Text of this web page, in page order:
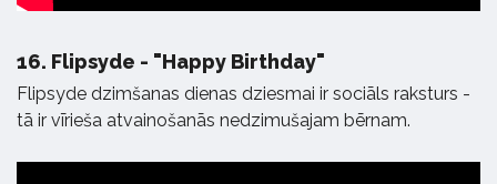
16. Flipsyde - "Happy Birthday"
Flipsyde dzimšanas dienas dziesmai ir sociāls raksturs -
tā ir vīrieša atvainošanās nedzimušajam bērnam.